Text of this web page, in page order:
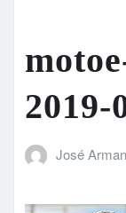
2019-
José